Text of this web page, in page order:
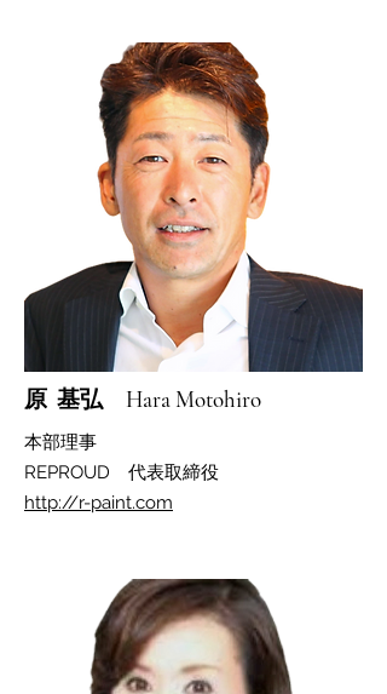
​原 基弘 Hara Motohiro
​本部理事
​REPROUD 代表取締役
http://r-paint.com